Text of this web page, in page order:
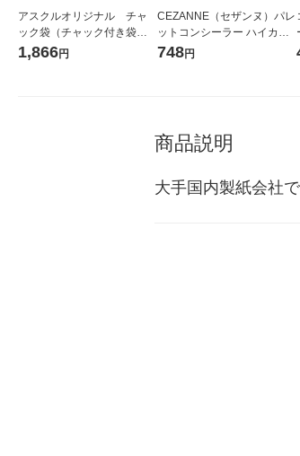
アスクルオリジナル チャ
ック袋（チャック付き袋）
厚手タイプ 0.08mm厚
1,866円
CEZANNE（セザンヌ）パレ
ットコンシーラー ハイカバ
ー 00 ライトトーン
748円
商品説明
大手国内製紙会社